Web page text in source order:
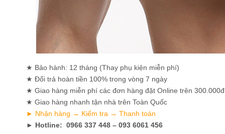
★ Bảo hành: 12 tháng (Thay phụ kiện miễn phí)
★ Đổi trả hoàn tiền 100% trong vòng 7 ngày
★ Giao hàng miễn phí các đơn hàng đặt Online trên 300.000đ
★ Giao hàng nhanh tận nhà trên Toàn Quốc
► Nhận hàng → Kiểm tra → Thanh toán
► Hotline: 0966 337 448 – 093 6061 456